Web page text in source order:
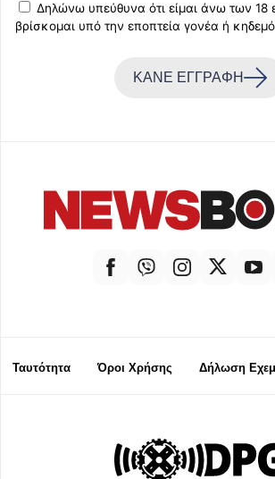
Δηλώνω υπεύθυνα ότι είμαι άνω των 18
βρίσκομαι υπό την εποπτεία γονέα ή
ΚΑΝΕ ΕΓΓΡΑΦΗ
Ταυτότητα Όροι Χρήσης Δήλωση